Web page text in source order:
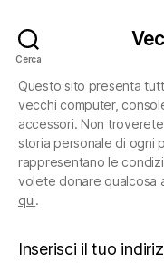
Cerca
Questo sito presenta
vecchi computer,
accessori. Non
storia personale di ogni
rappresentano le
volete donare qualcosa
qui.
Inserisci il tuo